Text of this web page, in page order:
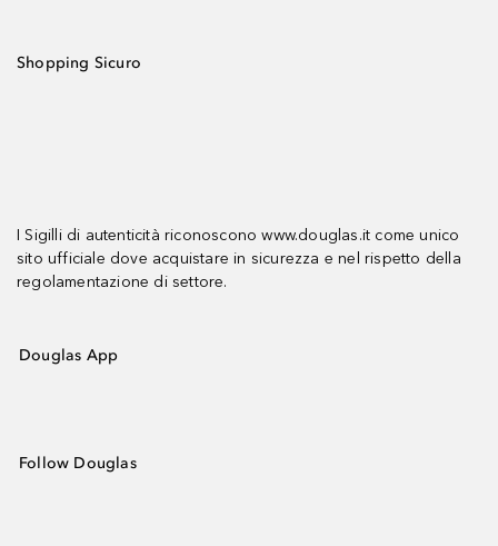
Shopping Sicuro
I Sigilli di autenticità riconoscono www.douglas.it come unico
sito ufficiale dove acquistare in sicurezza e nel rispetto della
regolamentazione di settore.
Douglas App
Follow Douglas